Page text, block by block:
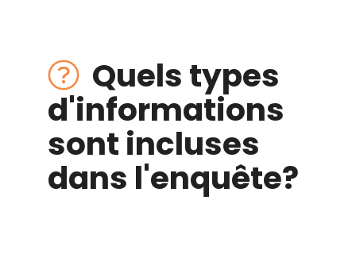
Quels types
d'informations
sont incluses
dans l'enquête?